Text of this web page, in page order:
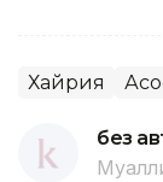
Хайрия
без